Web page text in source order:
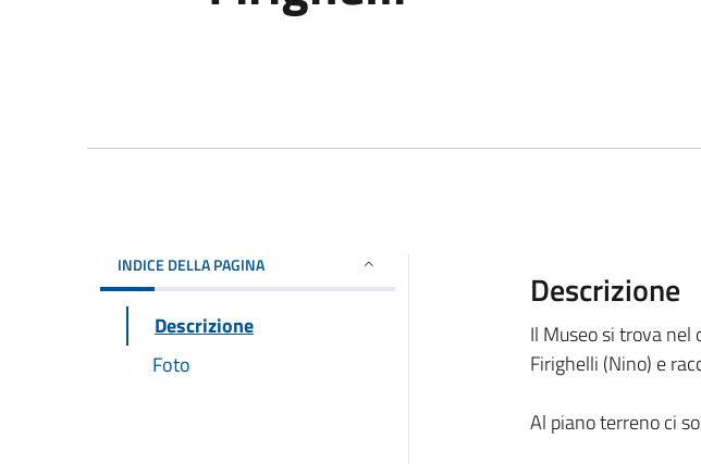
INDICE DELLA PAGINA
Descrizione
Foto
Descrizione
Il Museo si trova nel
Firighelli (Nino) e
Al piano terreno ci